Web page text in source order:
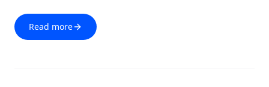
Read more